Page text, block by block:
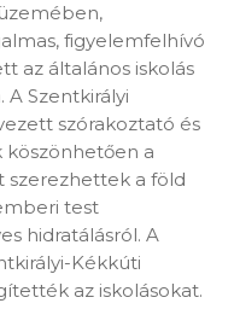
figyelemfelhívó
az általános iskolás
A Szentkirályi
szórakoztató és
a
szerezhettek a föld
test
hidratálásról. A
Kékkúti
az iskolásokat.